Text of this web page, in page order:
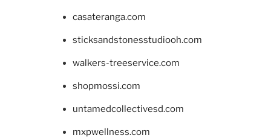
casateranga.com
sticksandstonesstudiooh.com
walkers-treeservice.com
shopmossi.com
untamedcollectivesd.com
mxpwellness.com